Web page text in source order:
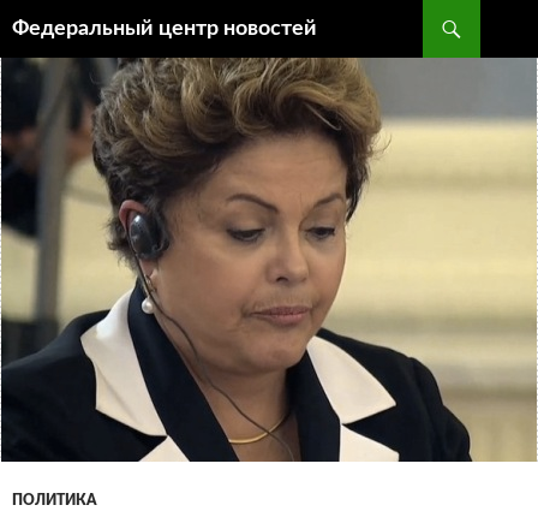
Федеральный центр новостей
СОДЕРЖИМОМУ
ПОЛИТИКА